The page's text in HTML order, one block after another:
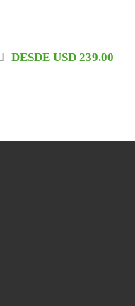
DESDE USD 239.00